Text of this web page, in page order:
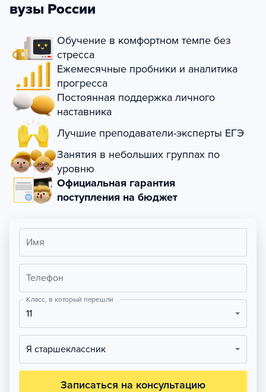
вузы России
Обучение в комфортном темпе без
стресса
Ежемесячные пробники и аналитика
прогресса
Постоянная поддержка личного
наставника
Лучшие преподаватели-эксперты ЕГЭ
Занятия в небольших группах по
уровню
Официальная гарантия
поступления на бюджет
Имя
Телефон
Класс, в который перешли
11
Я старшеклассник
Записаться на консультацию